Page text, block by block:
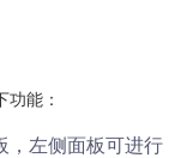
能：
，左侧面板可进行